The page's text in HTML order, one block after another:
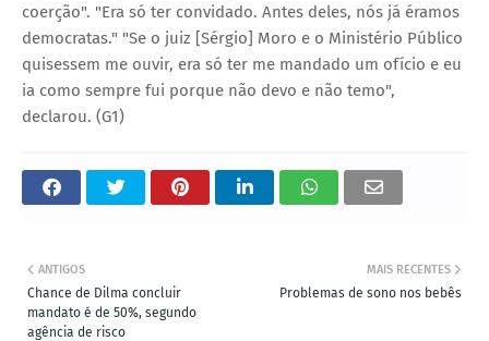
coerção". "Era só ter convidado. Antes deles, nós já éramos
democratas." "Se o juiz [Sérgio] Moro e o Ministério Público
quisessem me ouvir, era só ter me mandado um ofício e eu
ia como sempre fui porque não devo e não temo",
declarou. (G1)
MAIS RECENTES
Problemas de sono nos bebês
ANTIGOS
Chance de Dilma concluir
mandato é de 50%, segundo
agência de risco